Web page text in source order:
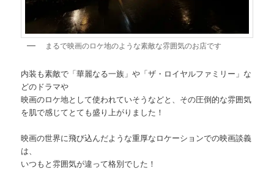
まるで映画のロケ地のような素敵な雰囲気のお店です
内装も素敵で「華麗なる一族」や「ザ・ロイヤルファミリー」な
どのドラマや
映画のロケ地として使われていそうなどと、その圧倒的な雰囲気
を肌で感じてとても盛り上がりました！
映画の世界に飛び込んだような重厚なロケーションでの映画談義
は、
いつもと雰囲気が違って格別でした！